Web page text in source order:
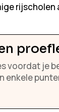
rijscholen
voordat je
enkele